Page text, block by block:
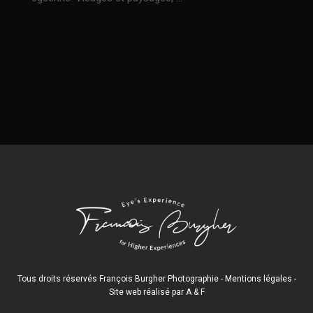
Tous droits réservés François Burgher Photographie - Mentions légales -
Site web réalisé par A& F